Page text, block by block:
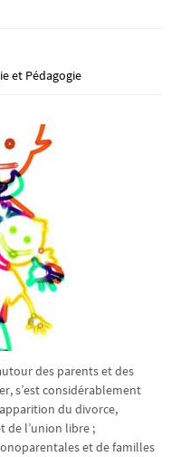
et Pédagogie
des parents et des
s’est considérablement
du divorce,
de l’union libre ;
et de familles